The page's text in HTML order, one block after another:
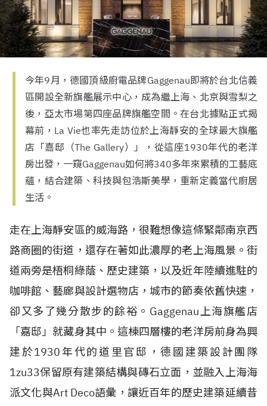
今年9月，德國頂級廚電品牌Gaggenau即將於台北信義
區開設全新旗艦展示中心，成為繼上海、北京與雪梨之
後，亞太市場第四座品牌旗艦空間。在台北據點正式揭
幕前，La Vie也率先走訪位於上海靜安的全球最大旗艦
店「嘉邸（The Gallery）」，從這座1930年代的老洋
房出發，一窺Gaggenau如何將340多年來累積的工藝底
蘊，結合建築、科技與包浩斯美學，重新定義當代廚居
生活。
走在上海靜安區的威海路，很難想像這條緊鄰南京西
路商圈的街道，還存在著如此濃厚的老上海風景。街
道兩旁是梧桐綠蔭、歷史建築，以及近年陸續進駐的
咖啡館、藝廊與設計選物店，城市的節奏依舊快速，
卻又多了幾分散步的餘裕。Gaggenau上海旗艦店
「嘉邸」就藏身其中。這棟四層樓的老洋房前身為興
建於1930年代的道里官邸，德國建築設計團隊
1zu33保留原有建築結構與磚石立面，並融入上海海
派文化與Art Deco語彙，讓近百年的歷史建築延續昔